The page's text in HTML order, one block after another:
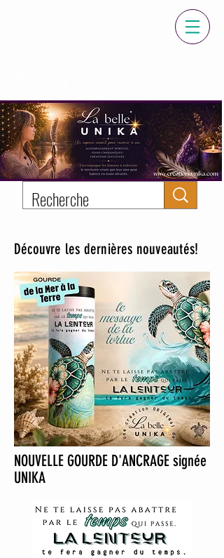
Découvre les dernières nouveautés!
NOUVELLE GOURDE D'ANCRAGE signée
UNIKA